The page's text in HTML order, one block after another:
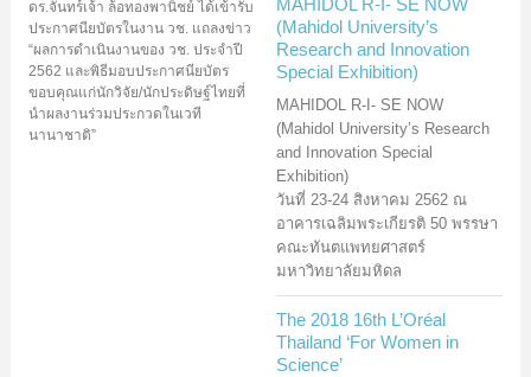
ดร.จันทร์เจ้า ล้อทองพานิชย์ ได้เข้ารับ
ประกาศนียบัตรในงาน วช. แถลงข่าว
“ผลการดำเนินงานของ วช. ประจำปี
2562 และพิธีมอบประกาศนียบัตร
ขอบคุณแก่นักวิจัย/นักประดิษฐ์ไทยที่
นำผลงานร่วมประกวดในเวที
นานาชาติ”
MAHIDOL R-I- SE NOW
(Mahidol University’s
Research and Innovation
Special Exhibition)
MAHIDOL R-I- SE NOW
(Mahidol University’s Research
and Innovation Special
Exhibition)
วันที่ 23-24 สิงหาคม 2562 ณ
อาคารเฉลิมพระเกียรติ 50 พรรษา
คณะทันตแพทยศาสตร์
มหาวิทยาลัยมหิดล
The 2018 16th L’Oréal
Thailand ‘For Women in
Science’